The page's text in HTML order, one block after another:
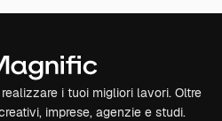
i tuoi migliori lavori. Oltre
imprese, agenzie e studi.